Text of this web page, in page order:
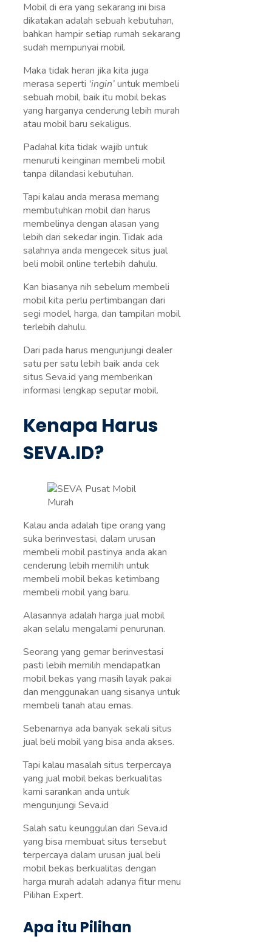
Mobil di era yang sekarang ini bisa
dikatakan adalah sebuah kebutuhan,
bahkan hampir setiap rumah sekarang
sudah mempunyai mobil.
Maka tidak heran jika kita juga
merasa seperti ‘ingin’untuk membeli
sebuah mobil, baik itu mobil bekas
yang harganya cenderung lebih murah
atau mobil baru sekaligus.
Padahal kita tidak wajib untuk
menuruti keinginan membeli mobil
tanpa dilandasi kebutuhan.
Tapi kalau anda merasa memang
membutuhkan mobil dan harus
membelinya dengan alasan yang
lebih dari sekedar ingin. Tidak ada
salahnya anda mengecek situs jual
beli mobil online terlebih dahulu.
Kan biasanya nih sebelum membeli
mobil kita perlu pertimbangan dari
segi model, harga, dan tampilan mobil
terlebih dahulu.
Dari pada harus mengunjungi dealer
satu per satu lebih baik anda cek
situs Seva.id yang memberikan
informasi lengkap seputar mobil.
Kenapa Harus
SEVA.ID?
Kalau anda adalah tipe orang yang
suka berinvestasi, dalam urusan
membeli mobil pastinya anda akan
cenderung lebih memilih untuk
membeli mobil bekas ketimbang
membeli mobil yang baru.
Alasannya adalah harga jual mobil
akan selalu mengalami penurunan.
Seorang yang gemar berinvestasi
pasti lebih memilih mendapatkan
mobil bekas yang masih layak pakai
dan menggunakan uang sisanya untuk
membeli tanah atau emas.
Sebenarnya ada banyak sekali situs
jual beli mobil yang bisa anda akses.
Tapi kalau masalah situs terpercaya
yang jual mobil bekas berkualitas
kami sarankan anda untuk
mengunjungi Seva.id
Salah satu keunggulan dari Seva.id
yang bisa membuat situs tersebut
terpercaya dalam urusan jual beli
mobil bekas berkualitas dengan
harga murah adalah adanya fitur menu
Pilihan Expert.
Apa itu Pilihan